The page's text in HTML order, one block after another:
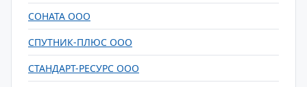
СОНАТА ООО
СПУТНИК-ПЛЮС ООО
СТАНДАРТ-РЕСУРС ООО